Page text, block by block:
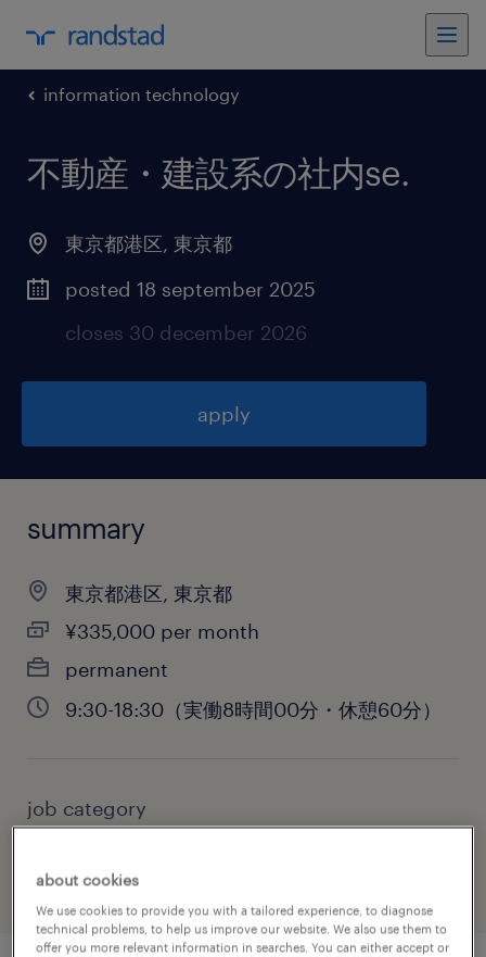
information technology
不動産・建設系の社内se.
東京都港区, 東京都
posted 18 september 2025
closes 30 december 2026
apply
summary
東京都港区, 東京都
¥335,000 per month
permanent
9:30-18:30（実働8時間00分・休憩60分）
job category
about cookies
We use cookies to provide you with a tailored experience, to diagnose
technical problems, to help us improve our website. We also use them to
offer you more relevant information in searches. You can either accept or